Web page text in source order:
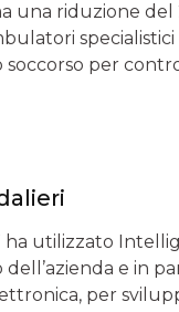
una riduzione del
soccorso per
ha utilizzato
e in
per